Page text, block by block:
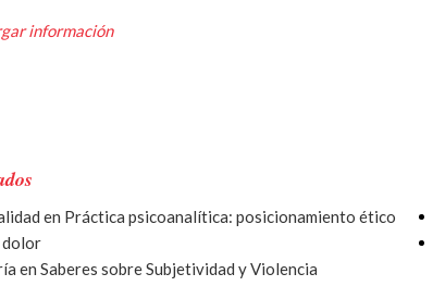
información
en Práctica psicoanalí­tica: posicionamiento ético
dolor
en Saberes sobre Subjetividad y Violencia